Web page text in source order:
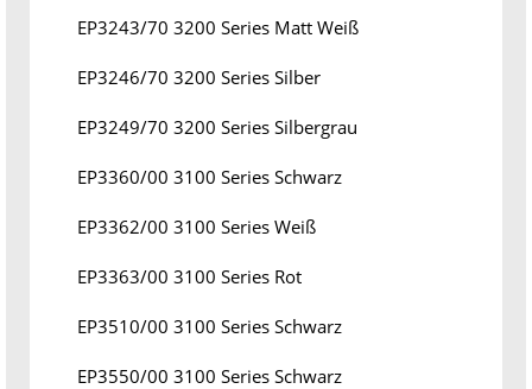
EP3243/70 3200 Series Matt Weiß
EP3246/70 3200 Series Silber
EP3249/70 3200 Series Silbergrau
EP3360/00 3100 Series Schwarz
EP3362/00 3100 Series Weiß
EP3363/00 3100 Series Rot
EP3510/00 3100 Series Schwarz
EP3550/00 3100 Series Schwarz